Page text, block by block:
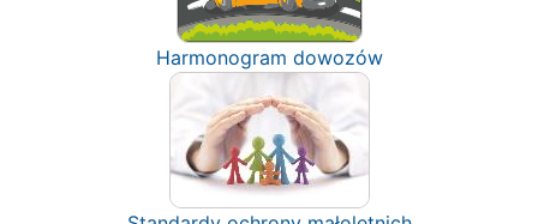
Harmonogram dowozów